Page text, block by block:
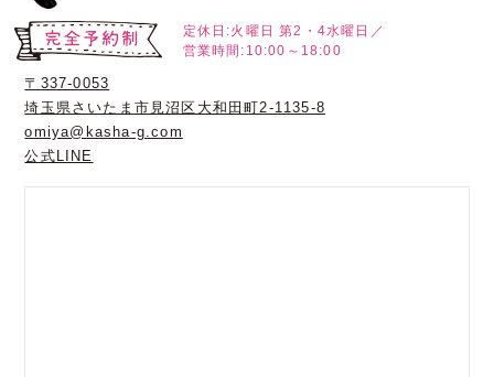
定休日:火曜日 第2・4水曜日／
営業時間:10:00～18:00
〒337-0053
埼玉県さいたま市見沼区大和田町2-1135-8
omiya@kasha-g.com
公式LINE